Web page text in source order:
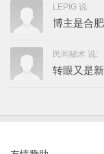
LEPIG 说:
博主是合
民间秘术 说:
转眼又是